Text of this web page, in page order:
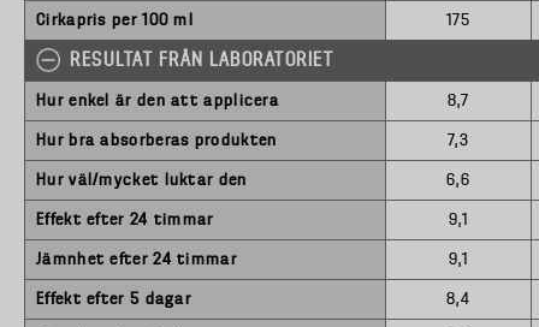
Cirkapris per 100 ml
RESULTAT FRÅN LABORATORIET
Hur enkel är den att applicera
Hur bra absorberas produkten
Hur väl/mycket luktar den
Effekt efter 24 timmar
Jämnhet efter 24 timmar
Effekt efter 5 dagar
175
8,7
7,3
6,6
9,1
9,1
8,4